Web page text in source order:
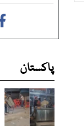
پاکستان